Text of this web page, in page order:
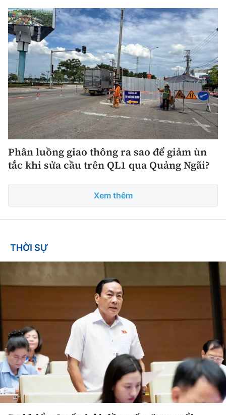
Phân luồng giao thông ra sao để giảm ùn
tắc khi sửa cầu trên QL1 qua Quảng Ngãi?
Xem thêm
THỜI SỰ